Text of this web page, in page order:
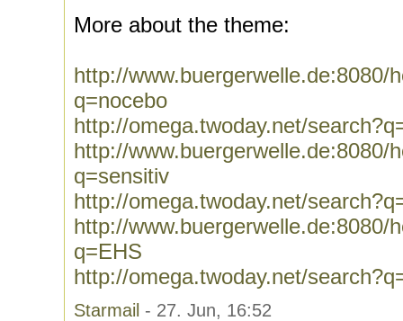
More about the theme:
http://www.buergerwelle.de:8080/
q=nocebo
http://omega.twoday.net/
http://www.buergerwelle.de:8080/
q=sensitiv
http://omega.twoday.net/
http://www.buergerwelle.de:8080/
q=EHS
http://omega.twoday.net/
Starmail - 27. Jun, 16:52